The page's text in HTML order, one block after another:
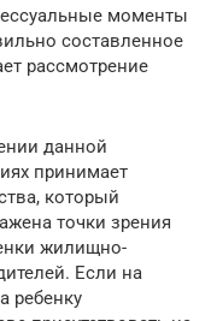
моменты
составленное
рассмотрение
данной
принимает
который
точки зрения
жилищно-
Если на
ребенку